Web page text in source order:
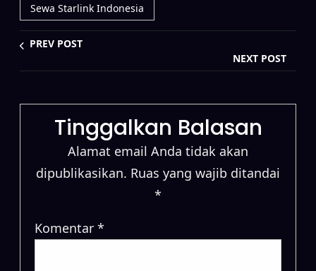
Sewa Starlink Indonesia
PREV POST
NEXT POST
Tinggalkan Balasan
Alamat email Anda tidak akan
dipublikasikan. Ruas yang wajib ditandai
*
Komentar *